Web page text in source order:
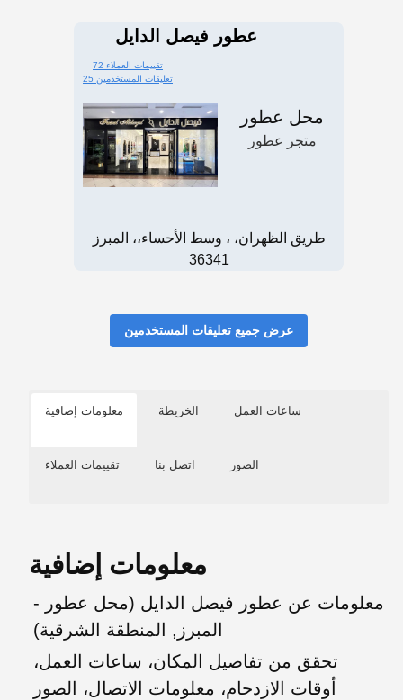
عطور فيصل الدايل
72 تقييمات العملاء
25 تعليقات المستخدمين
محل عطور
متجر عطور
طريق الظهران، ، وسط الأحساء،، المبرز
36341
عرض جميع تعليقات المستخدمين
معلومات إضافية الخريطة ساعات العمل
تقييمات العملاء اتصل بنا الصور
معلومات إضافية
معلومات عن عطور فيصل الدايل (محل عطور -
المبرز, المنطقة الشرقية)
تحقق من تفاصيل المكان، ساعات العمل،
أوقات الازدحام، معلومات الاتصال، الصور